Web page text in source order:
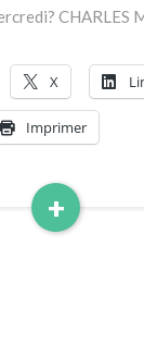
CHARLES
+
Read
X
Imprimer